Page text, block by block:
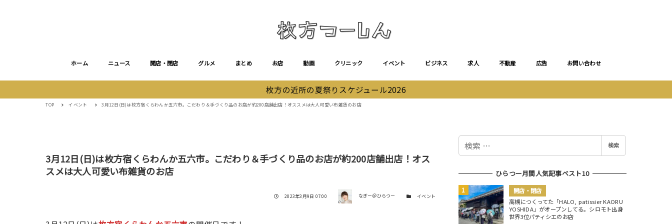
ホーム ニュース 開店・閉店 グルメ まとめ お店 動画 クリニック イベント ビジネス 求人 不動産 広告 お問い合わせ
枚方の近所の夏祭りスケジュール2026
TOP イベント 3月12日(日)は枚方宿くらわんか五六市。こだわり＆手づくり品のお店が約200店舗出店！オススメは大人可愛い布雑貨のお店
3月12日(日)は枚方宿くらわんか五六市。こだわり＆手づくり品のお店が約200店舗出店！オス
スメは大人可愛い布雑貨のお店
投稿日
2023年3月9日 07:00 著者 なぎー＠ひらつー カテゴリー
イベント
検
検索
ひらつー月間人気記事ベスト10
開店・閉店
高槻につくってた「HALO, patissier KAORU
YOSHIDA」がオープンしてる。シロモト出身
世界3位パティシエのお店